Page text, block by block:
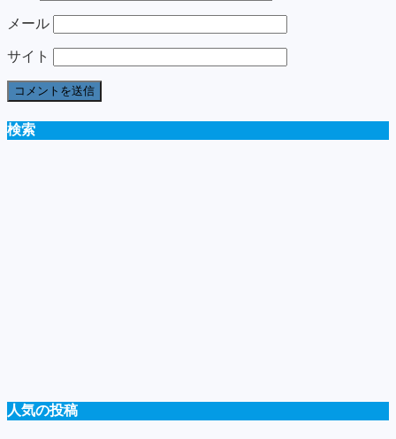
メール
サイト
検索
人気の投稿